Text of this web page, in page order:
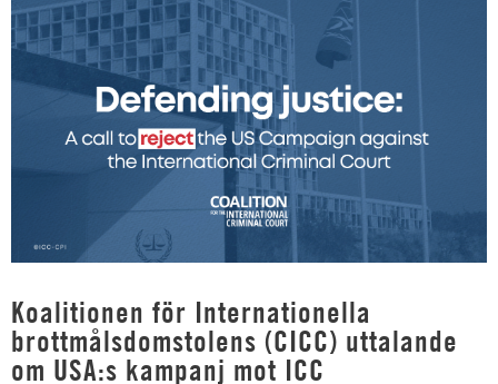
Koalitionen för Internationella
brottmålsdomstolens (CICC) uttalande
om USA:s kampanj mot ICC